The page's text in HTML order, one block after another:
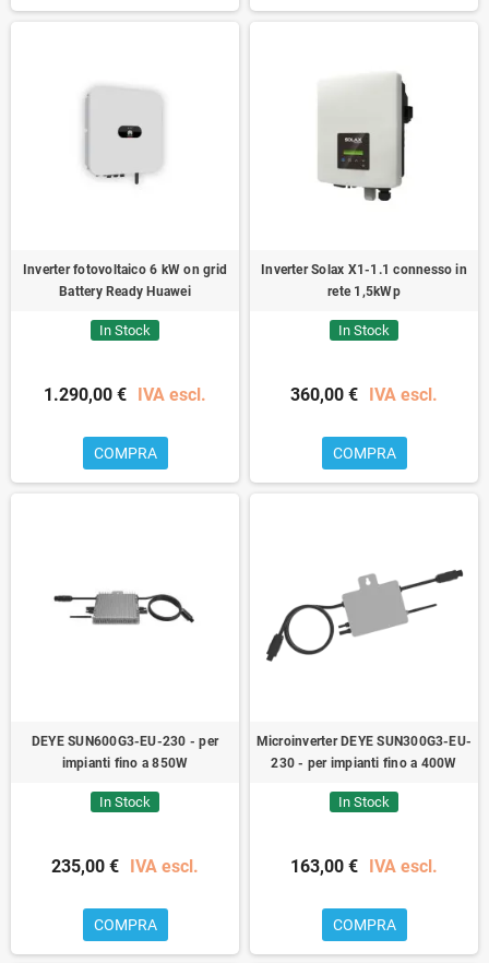
Inverter fotovoltaico 6 kW on grid
Battery Ready Huawei
In Stock
1.290,00 € IVA escl.
COMPRA
Inverter Solax X1-1.1 connesso in
rete 1,5kWp
In Stock
360,00 € IVA escl.
COMPRA
DEYE SUN600G3-EU-230 - per
impianti fino a 850W
In Stock
235,00 € IVA escl.
COMPRA
Microinverter DEYE SUN300G3-EU-
230 - per impianti fino a 400W
In Stock
163,00 € IVA escl.
COMPRA